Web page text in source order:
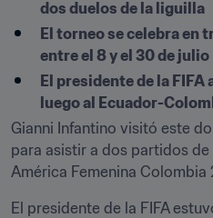
dos duelos de la liguilla
El torneo se celebra en
entre el 8 y el 30 de julio
El presidente de la
luego al Ecuador-
Gianni Infantino visitó este
para asistir a dos partidos
América Femenina Colombia
El presidente de la FIFA